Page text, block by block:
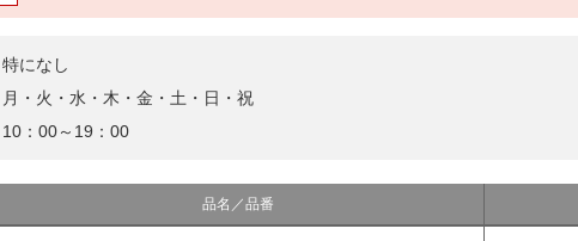
特になし
月・火・水・木・金・土・日・祝
10：00～19：00
品名／品番